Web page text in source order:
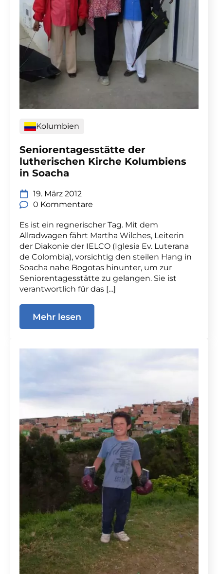
Kolumbien
Seniorentagesstätte der
lutherischen Kirche Kolumbiens
in Soacha
19. März 2012
0 Kommentare
Es ist ein regnerischer Tag. Mit dem
Allradwagen fährt Martha Wilches, Leiterin
der Diakonie der IELCO (Iglesia Ev. Luterana
de Colombia), vorsichtig den steilen Hang in
Soacha nahe Bogotas hinunter, um zur
Seniorentagesstätte zu gelangen. Sie ist
verantwortlich für das […]
Mehr lesen